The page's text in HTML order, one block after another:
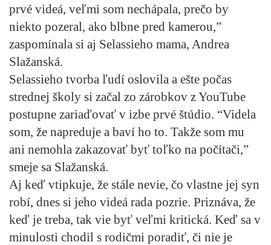
prvé videá, veľmi som nechápala, prečo by
niekto pozeral, ako blbne pred kamerou,”
zaspomínala si aj Selassieho mama, Andrea
Slažanská.
Selassieho tvorba ľudí oslovila a ešte počas
strednej školy si začal zo zárobkov z YouTube
postupne zariaďovať v izbe prvé štúdio. “Videla
som, že napreduje a baví ho to. Takže som mu
ani nemohla zakazovať byť toľko na počítači,”
smeje sa Slažanská.
Aj keď vtipkuje, že stále nevie, čo vlastne jej syn
robí, dnes si jeho videá rada pozrie. Priznáva, že
keď je treba, tak vie byť veľmi kritická. Keď sa v
minulosti chodil s rodičmi poradiť, či nie je